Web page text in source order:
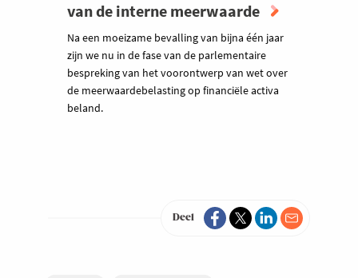
van de interne meerwaarde
Na een moeizame bevalling van bijna één jaar
zijn we nu in de fase van de parlementaire
bespreking van het voorontwerp van wet over
de meerwaardebelasting op financiële activa
beland.
Deel